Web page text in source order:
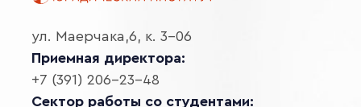
ул. Маерчака,6, к. 3-06
Приемная директора:
+7 (391) 206-23-48
Сектор работы со студентами: